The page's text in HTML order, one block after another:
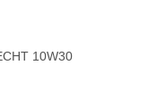
10W30